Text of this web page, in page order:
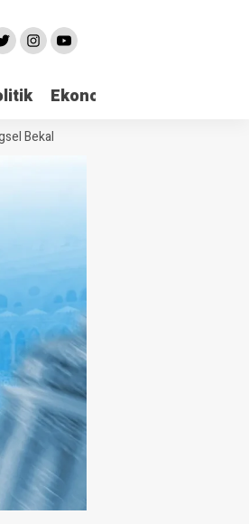
Ekonomi
Masyarakat Manajemen Stres dan